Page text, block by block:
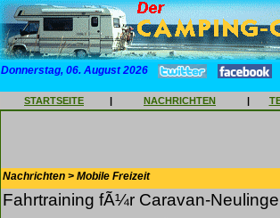
Donnerstag, 06. August 2026
STARTSEITE | NACHRICHTEN |
Nachrichten > Mobile Freizeit
Fahrtraining fÃ¼r Caravan-Neulinge